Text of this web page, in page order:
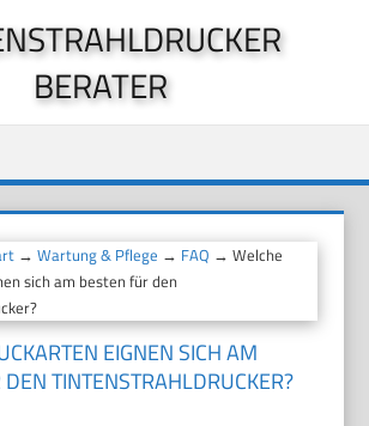
BERATER
→Wartung & Pflege → FAQ → Welche
sich am besten für den
EIGNEN SICH AM
TINTENSTRAHLDRUCKER?